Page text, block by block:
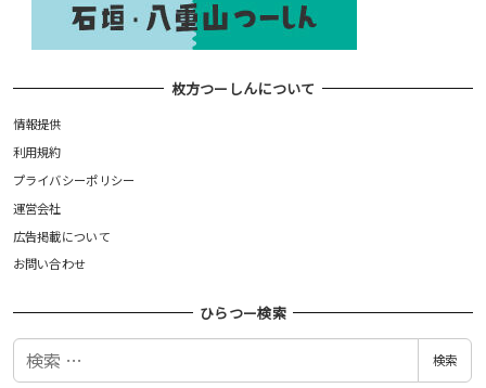
枚方つーしんについて
情報提供
利用規約
プライバシーポリシー
運営会社
広告掲載について
お問い合わせ
ひらつー検索
検
検索